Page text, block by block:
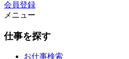
会員登録
メニュー
仕事を探す
お仕事検索